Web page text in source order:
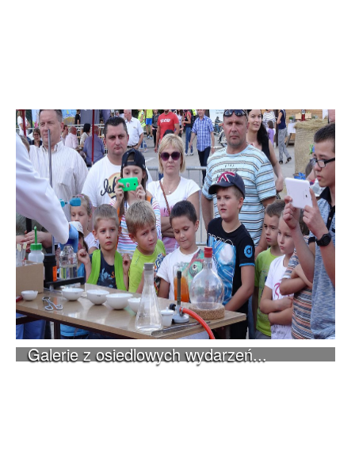
Galerie z osiedlowych wydarzeń...